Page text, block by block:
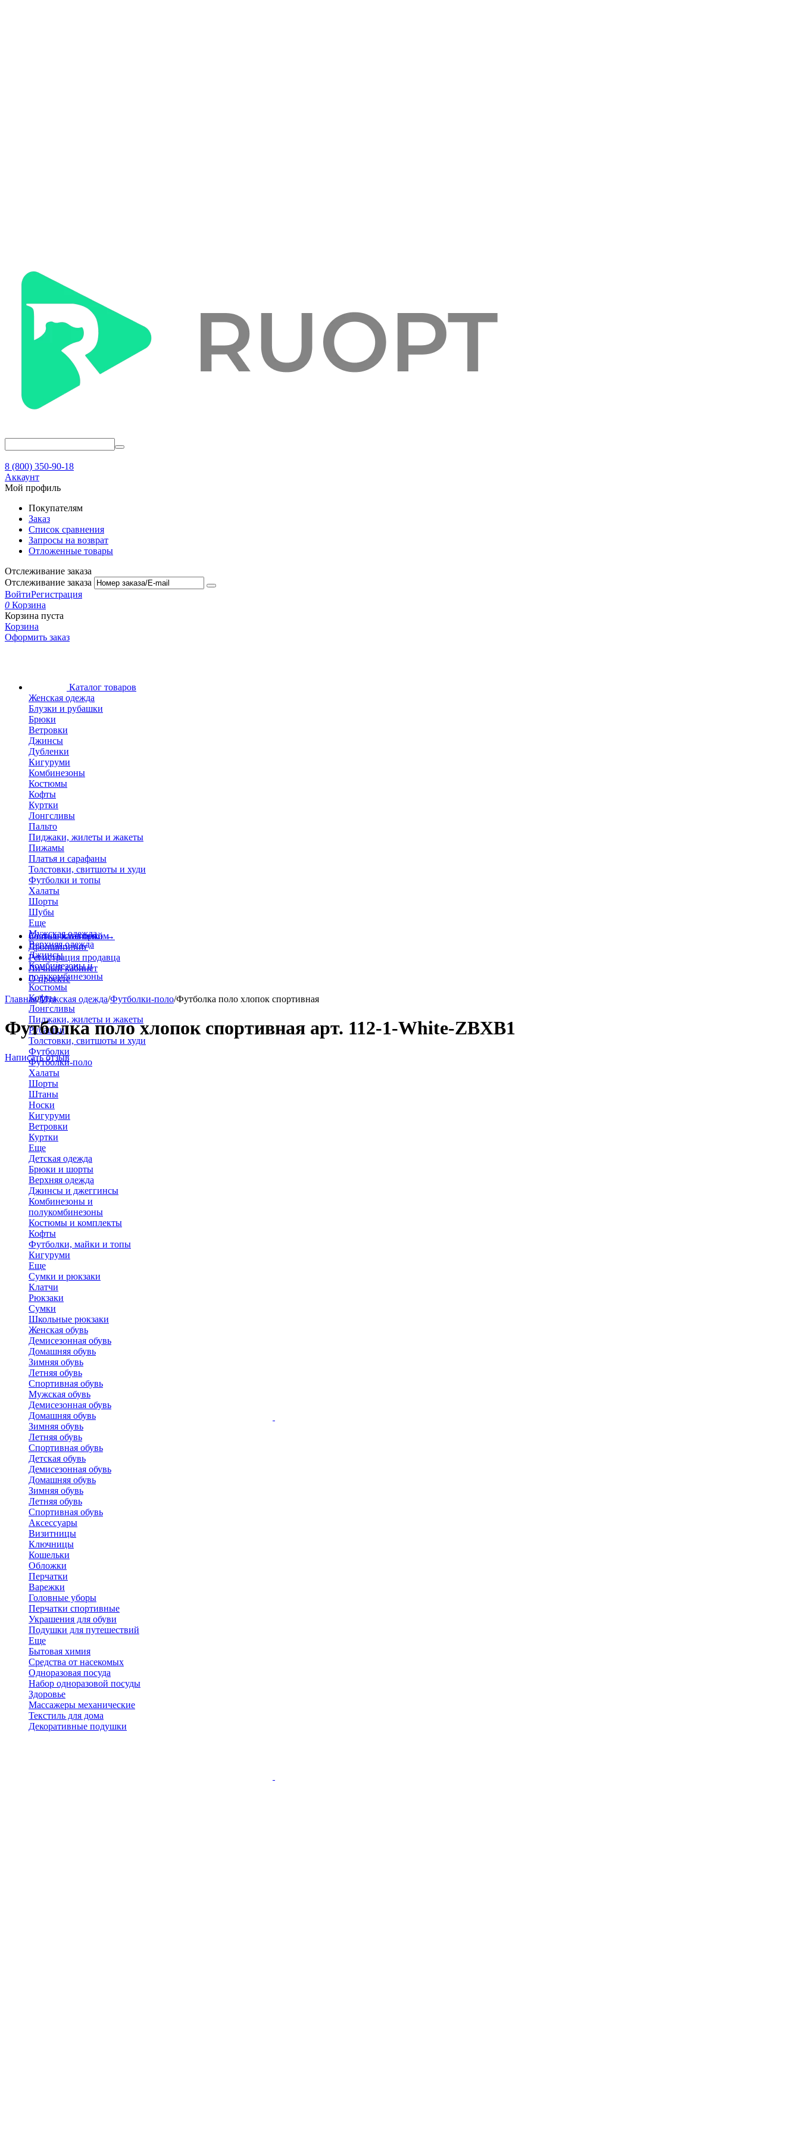
8 (800) 350-90-18
Аккаунт
Мой профиль
Покупателям
Заказ
Список сравнения
Запросы на возврат
Отложенные товары
Отслеживание заказа
Отслеживание заказа
ВойтиРегистрация
0 Корзина
Корзина пуста
Корзина
Оформить заказ
Каталог товаров
Женская одежда
Блузки и рубашки
Брюки
Ветровки
Джинсы
Дубленки
Кигуруми
Комбинезоны
Костюмы
Кофты
Куртки
Лонгсливы
Пальто
Пиджаки, жилеты и жакеты
Пижамы
Платья и сарафаны
Толстовки, свитшоты и худи
Футболки и топы
Халаты
Шорты
Шубы
Еще
Мужская одежда
Верхняя одежда
Джинсы
Комбинезоны и
полукомбинезоны
Костюмы
Кофты
Лонгсливы
Пиджаки, жилеты и жакеты
Рубашки
Толстовки, свитшоты и худи
Футболки
Футболки-поло
Халаты
Шорты
Штаны
Носки
Кигуруми
Ветровки
Куртки
Еще
Детская одежда
Брюки и шорты
Верхняя одежда
Джинсы и джеггинсы
Комбинезоны и
полукомбинезоны
Костюмы и комплекты
Кофты
Футболки, майки и топы
Кигуруми
Еще
Сумки и рюкзаки
Клатчи
Рюкзаки
Сумки
Школьные рюкзаки
Женская обувь
Демисезонная обувь
Домашняя обувь
Зимняя обувь
Летняя обувь
Спортивная обувь
Мужская обувь
Демисезонная обувь
Домашняя обувь
Зимняя обувь
Летняя обувь
Спортивная обувь
Детская обувь
Демисезонная обувь
Домашняя обувь
Зимняя обувь
Летняя обувь
Спортивная обувь
Аксессуары
Визитницы
Ключницы
Кошельки
Обложки
Перчатки
Варежки
Головные уборы
Перчатки спортивные
Украшения для обуви
Подушки для путешествий
Еще
Бытовая химия
Средства от насекомых
Одноразовая посуда
Набор одноразовой посуды
Здоровье
Массажеры механические
Текстиль для дома
Декоративные подушки
Больше категорий→
Стать поставщиком
Дропшиппинг
Регистрация продавца
Личный кабинет
О проекте
Главная/Мужская одежда/Футболки-поло/Футболка поло хлопок спортивная
Футболка поло хлопок спортивная арт. 112-1-White-ZBXB1
Написать отзыв